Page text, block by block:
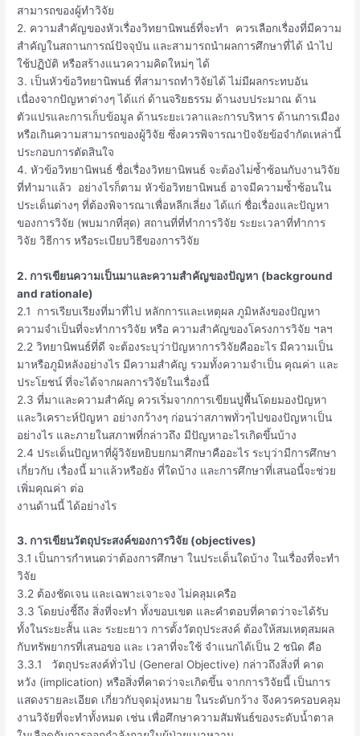
สามารถของผู้ทำวิจัย
2. ความสำคัญของหัวเรื่องวิทยานิพนธ์ที่จะทำ ควรเลือกเรื่องที่มีความ
สำคัญในสถานการณ์ปัจจุบัน และสามารถนำผลการศึกษาที่ได้ นำไป
ใช้ปฏิบัติ หรือสร้างแนวความคิดใหม่ๆ ได้
3. เป็นหัวข้อวิทยานิพนธ์ ที่สามารถทำวิจัยได้ ไม่มีผลกระทบอัน
เนื่องจากปัญหาต่างๆ ได้แก่ ด้านจริยธรรม ด้านงบประมาณ ด้าน
ตัวแปรและการเก็บข้อมูล ด้านระยะเวลาและการบริหาร ด้านการเมือง
หรือเกินความสามารถของผู้วิจัย ซึ่งควรพิจารณาปัจจัยข้อจำกัดเหล่านี้
ประกอบการตัดสินใจ
4. หัวข้อวิทยานิพนธ์ ชื่อเรื่องวิทยานิพนธ์ จะต้องไม่ซ้ำซ้อนกับงานวิจัย
ที่ทำมาแล้ว อย่างไรก็ตาม หัวข้อวิทยานิพนธ์ อาจมีความซ้ำซ้อนใน
ประเด็นต่างๆ ที่ต้องพิจารณาเพื่อหลีกเลี่ยง ได้แก่ ชื่อเรื่องและปัญหา
ของการวิจัย (พบมากที่สุด) สถานที่ที่ทำการวิจัย ระยะเวลาที่ทำการ
วิจัย วิธีการ หรือระเบียบวิธีของการวิจัย
2. การเขียนความเป็นมาและความสำคัญของปัญหา (background
and rationale)
2.1 การเรียบเรียงที่มาที่ไป หลักการและเหตุผล ภูมิหลังของปัญหา
ความจำเป็นที่จะทำการวิจัย หรือ ความสำคัญของโครงการวิจัย ฯลฯ
2.2 วิทยานิพนธ์ที่ดี จะต้องระบุว่าปัญหาการวิจัยคืออะไร มีความเป็น
มาหรือภูมิหลังอย่างไร มีความสำคัญ รวมทั้งความจำเป็น คุณค่า และ
ประโยชน์ ที่จะได้จากผลการวิจัยในเรื่องนี้
2.3 ที่มาและความสำคัญ ควรเริ่มจากการเขียนปูพื้นโดยมองปัญหา
และวิเคราะห์ปัญหา อย่างกว้างๆ ก่อนว่าสภาพทั่วๆไปของปัญหาเป็น
อย่างไร และภายในสภาพที่กล่าวถึง มีปัญหาอะไรเกิดขึ้นบ้าง
2.4 ประเด็นปัญหาที่ผู้วิจัยหยิบยกมาศึกษาคืออะไร ระบุว่ามีการศึกษา
เกี่ยวกับ เรื่องนี้ มาแล้วหรือยัง ที่ใดบ้าง และการศึกษาที่เสนอนี้จะช่วย
เพิ่มคุณค่า ต่อ
งานด้านนี้ ได้อย่างไร
3. การเขียนวัตถุประสงค์ของการวิจัย (objectives)
3.1 เป็นการกำหนดว่าต้องการศึกษา ในประเด็นใดบ้าง ในเรื่องที่จะทำ
วิจัย
3.2 ต้องชัดเจน และเฉพาะเจาะจง ไม่คลุมเครือ
3.3 โดยบ่งชี้ถึง สิ่งที่จะทำ ทั้งขอบเขต และคำตอบที่คาดว่าจะได้รับ
ทั้งในระยะสั้น และ ระยะยาว การตั้งวัตถุประสงค์ ต้องให้สมเหตุสมผล
กับทรัพยากรที่เสนอขอ และ เวลาที่จะใช้ จำแนกได้เป็น 2 ชนิด คือ
3.3.1 วัตถุประสงค์ทั่วไป (General Objective) กล่าวถึงสิ่งที่ คาด
หวัง (implication) หรือสิ่งที่คาดว่าจะเกิดขึ้น จากการวิจัยนี้ เป็นการ
แสดงรายละเอียด เกี่ยวกับจุดมุ่งหมาย ในระดับกว้าง จึงควรครอบคลุม
งานวิจัยที่จะทำทั้งหมด เช่น เพื่อศึกษาความสัมพันธ์ของระดับน้ำตาล